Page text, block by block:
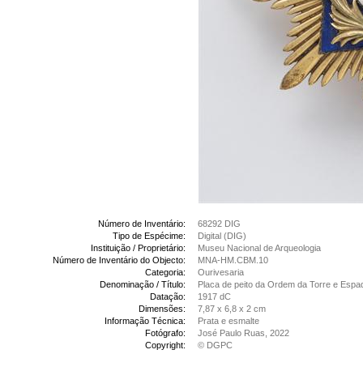
Número de Inventário:
68292 DIG
Tipo de Espécime:
Digital (DIG)
Instituição / Proprietário:
Museu Nacional de Arqueologia
Número de Inventário do Objecto:
MNA-HM.CBM.10
Categoria:
Ourivesaria
Denominação / Título:
Placa de peito da Ordem da Torre e
Datação:
1917 dC
Dimensões:
7,87 x 6,8 x 2 cm
Informação Técnica:
Prata e esmalte
Fotógrafo:
José Paulo Ruas, 2022
Copyright:
© DGPC